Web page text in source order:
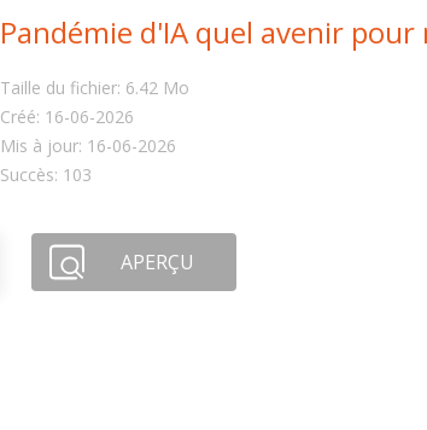
Pandémie d'IA quel avenir
Taille du fichier: 6.42 Mo
Créé: 16-06-2026
Mis à jour: 16-06-2026
Succès: 103
APERÇU